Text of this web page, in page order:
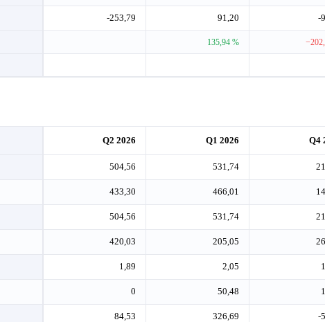
-253,79 91,20 -
135,94 %
Q2 2026 Q1 2026 Q4
504,56 531,74
433,30 466,01
504,56 531,74
420,03 205,05
1,89 2,05
0 50,48
84,53 326,69 -